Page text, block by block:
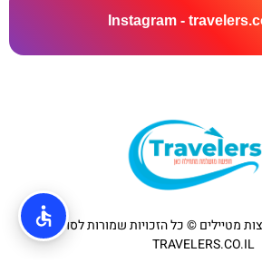
מטיילים © כל הזכויות שמורות לסוכנות
TRAVELERS.CO.IL